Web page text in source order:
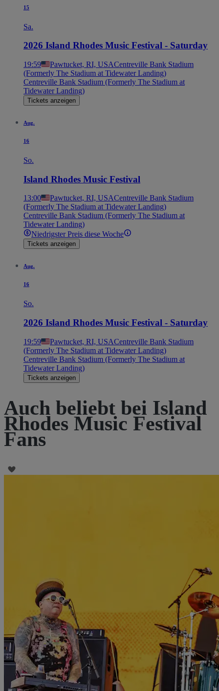
15
Sa.
2026 Island Rhodes Music Festival - Saturday
19:59 Pawtucket, RI, USACentreville Bank Stadium
(Formerly The Stadium at Tidewater Landing)
Centreville Bank Stadium (Formerly The Stadium at
Tidewater Landing)
Tickets anzeigen
Aug.
16
So.
Island Rhodes Music Festival
13:00 Pawtucket, RI, USACentreville Bank Stadium
(Formerly The Stadium at Tidewater Landing)
Centreville Bank Stadium (Formerly The Stadium at
Tidewater Landing)
Niedrigster Preis diese Woche
Tickets anzeigen
Aug.
16
So.
2026 Island Rhodes Music Festival - Saturday
19:59 Pawtucket, RI, USACentreville Bank Stadium
(Formerly The Stadium at Tidewater Landing)
Centreville Bank Stadium (Formerly The Stadium at
Tidewater Landing)
Tickets anzeigen
Auch beliebt bei Island
Rhodes Music Festival
Fans